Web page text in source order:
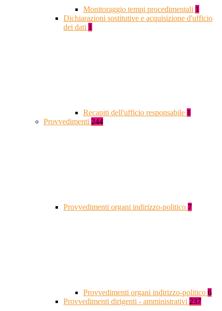
Monitoraggio tempi procedimentali 1
Dichiarazioni sostitutive e acquisizione d'ufficio
dei dati 1
Recapiti dell'ufficio responsabile 1
Provvedimenti 244
Provvedimenti organi indirizzo-politico 7
Provvedimenti organi indirizzo-politico 6
Provvedimenti dirigenti - amministrativi 237